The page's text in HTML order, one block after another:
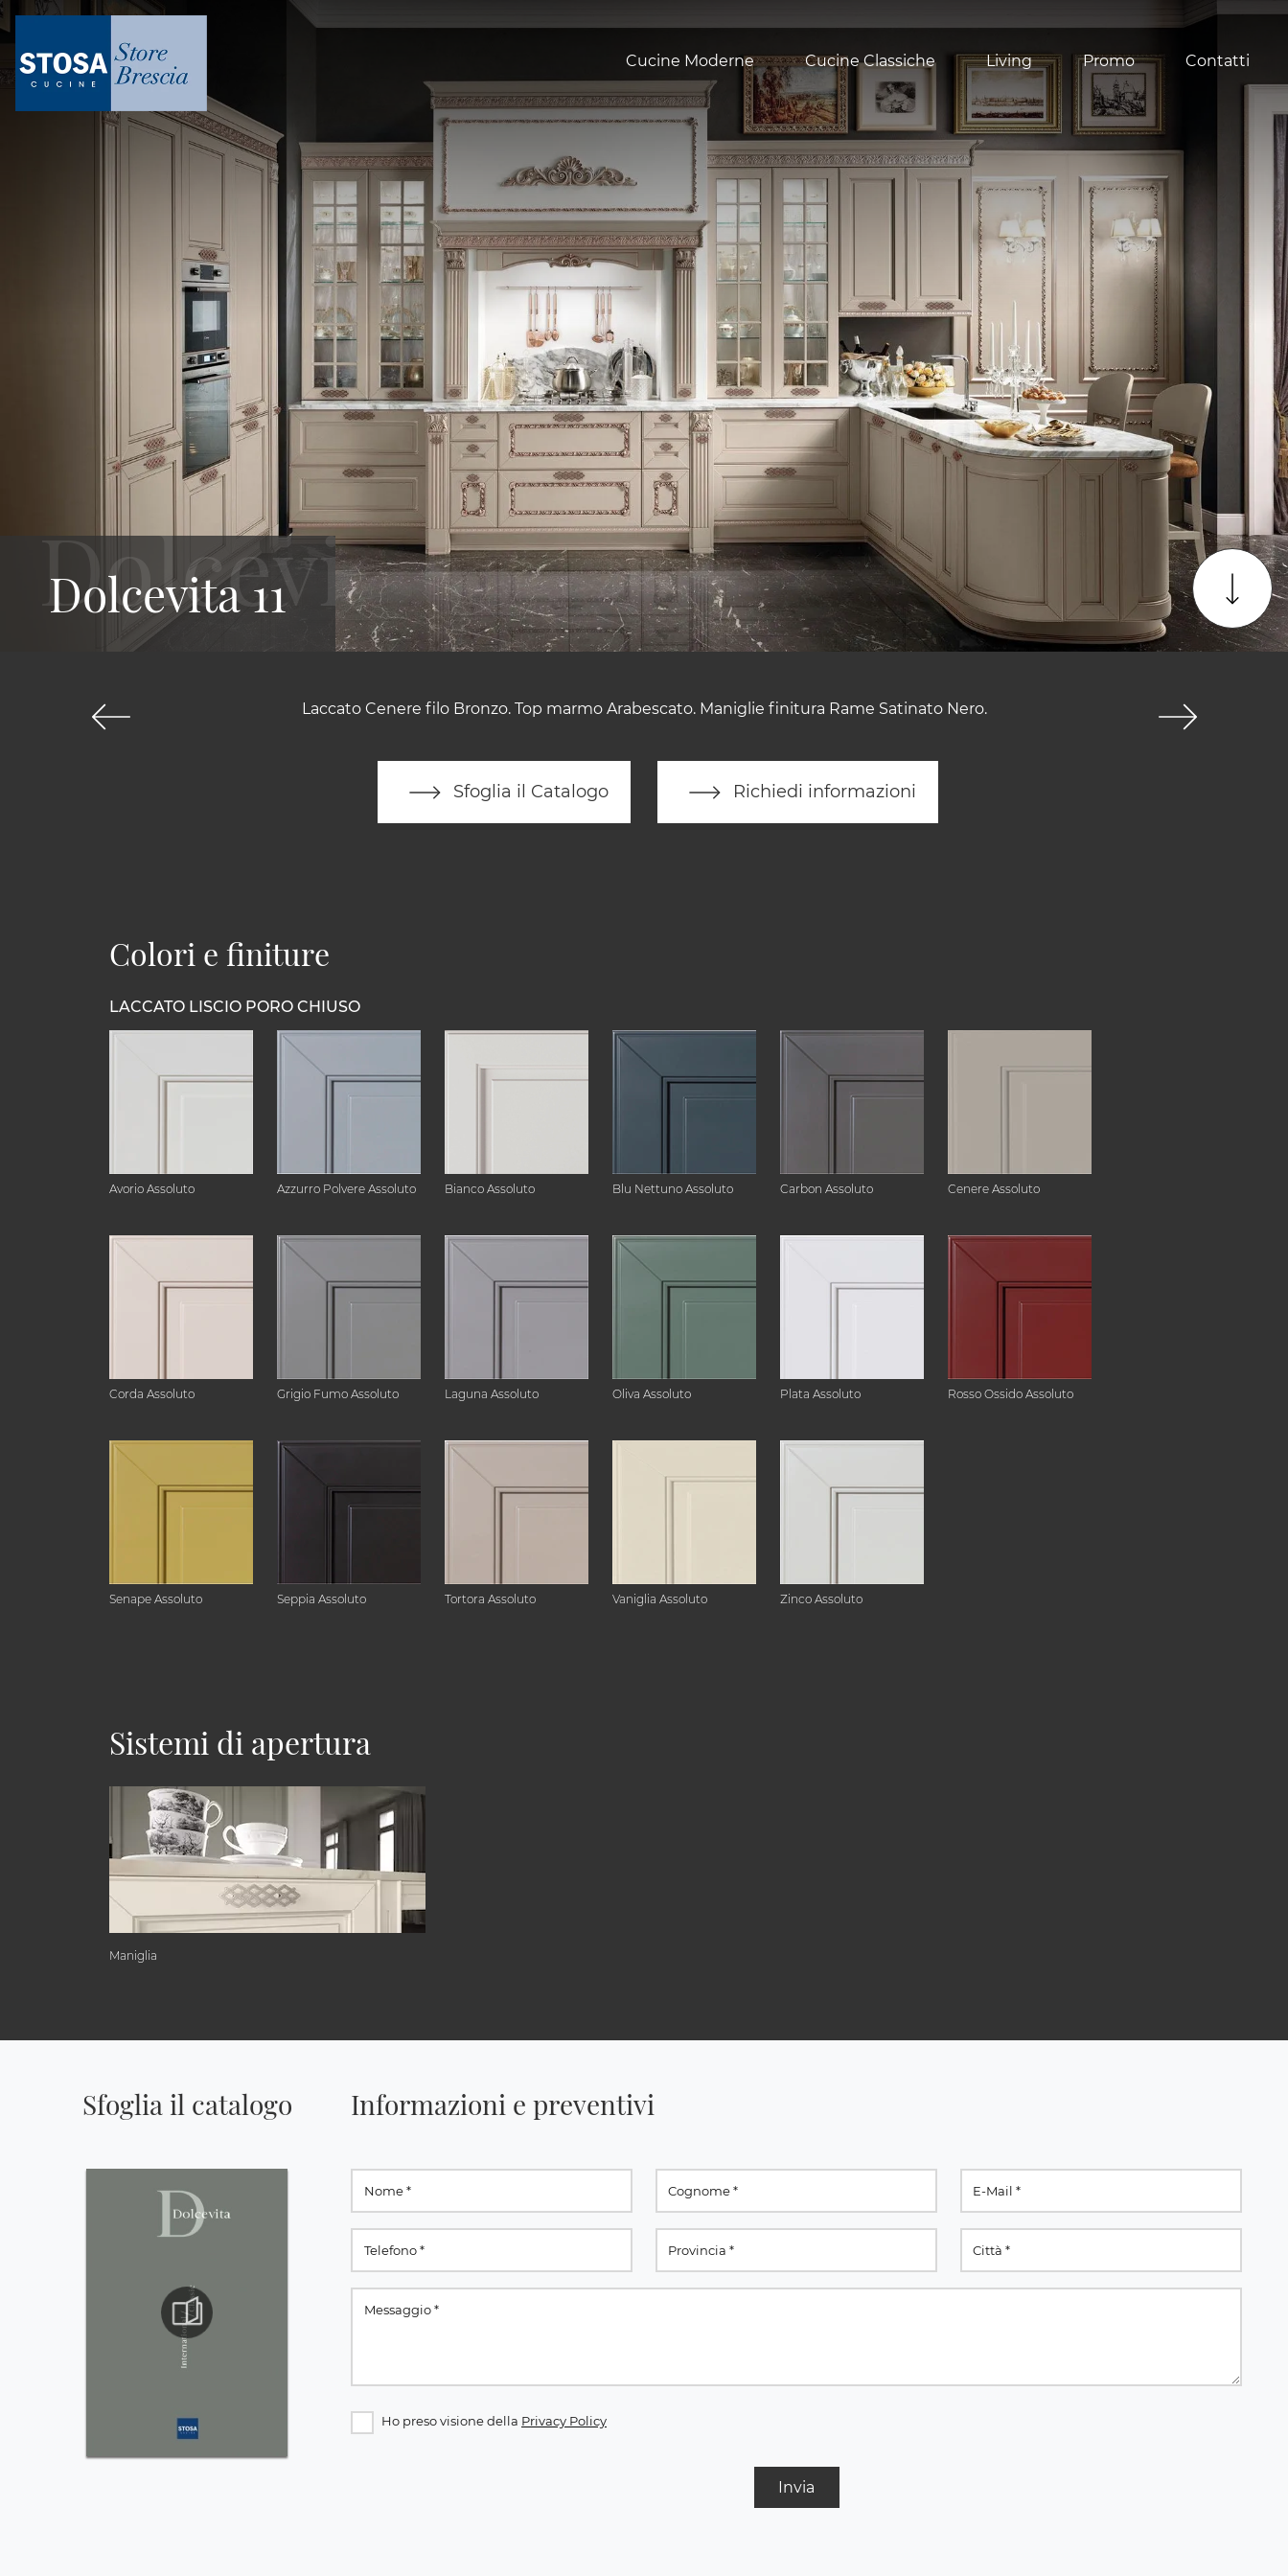
Cucine Moderne Cucine Classiche Living Promo Contatti
Laccato Cenere filo Bronzo. Top marmo Arabescato. Maniglie finitura Rame Satinato Nero.
Sfoglia il Catalogo Richiedi informazioni
Dolcevita 11
Colori e finiture
LACCATO LISCIO PORO CHIUSO
Avorio Assoluto Azzurro Polvere Assoluto Bianco Assoluto Blu Nettuno Assoluto Carbon Assoluto Cenere Assoluto
Corda Assoluto Grigio Fumo Assoluto Laguna Assoluto Oliva Assoluto Plata Assoluto Rosso Ossido Assoluto
Senape Assoluto Seppia Assoluto Tortora Assoluto Vaniglia Assoluto Zinco Assoluto
Sistemi di apertura
Maniglia
Sfoglia il catalogo Informazioni e preventivi
Ho preso visione della Privacy Policy
Invia